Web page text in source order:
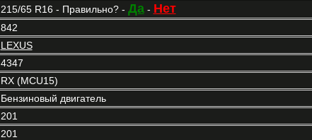
215/65 R16 - Правильно? - Да- Нет
842
LEXUS
4347
RX (MCU15)
Бензиновый двигатель
201
201